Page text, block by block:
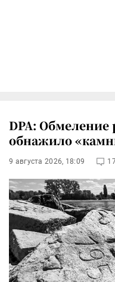
DPA: Обмеление
обнажило
9 августа 2026, 18:09